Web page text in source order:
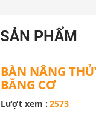
SẢN PHẨM
BÀN NÂNG
BẰNG CƠ
Lượt xem : 2573